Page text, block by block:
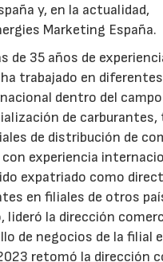
y, en la actualidad,
Marketing España.
de 35 años de
trabajado en
dentro del campo
de carburantes,
de distribución de
con experiencia
expatriado como
en filiales de otros
lideró la dirección
de negocios de la filial
retomó la dirección